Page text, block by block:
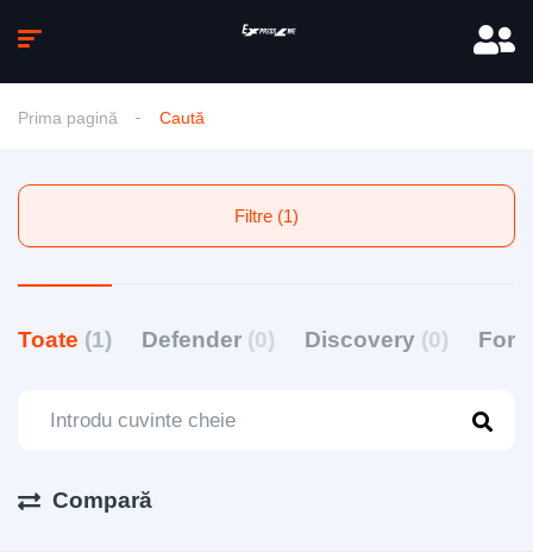
Prima pagină Caută
Filtre (1)
Toate (1) Defender (0) Discovery (0)
Compară